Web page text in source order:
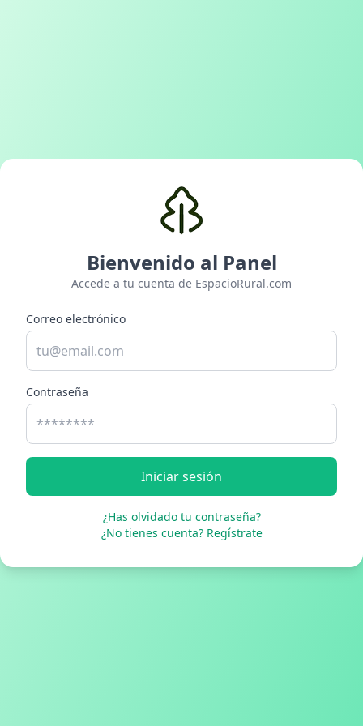
Bienvenido al Panel
Accede a tu cuenta de EspacioRural.com
Correo electrónico
Contraseña
Iniciar sesión
¿Has olvidado tu contraseña?
¿No tienes cuenta? Regístrate